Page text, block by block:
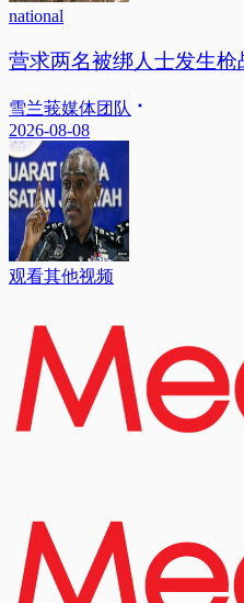
national
营求两名被绑人士发生
雪兰莪媒体团队
2026-08-08
观看其他视频